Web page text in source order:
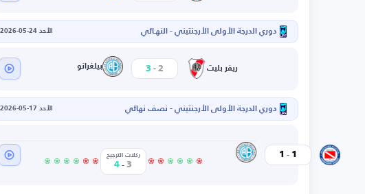
دوري الدرجة الأولى الأرجنتيني - النهـائي الأحد 24-05-2026
ريفر بليت 2
-
3 بيلغرانو
دوري الدرجة الأولى الأرجنتيني - نصف نهائي الأحد 17-05-2026
أرجنتينوس 1
-
1 ركلات الترجيح
3
-
4